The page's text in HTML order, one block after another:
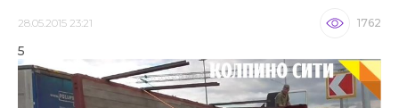
28.05.2015 23:21 1762
5